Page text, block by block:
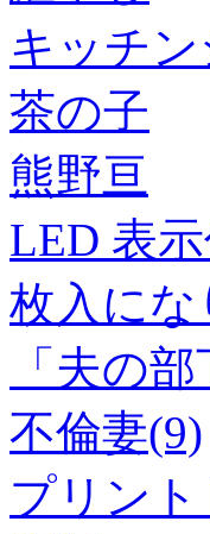
キッチン
茶の子
熊野亘
LED 表示
枚入にな
「夫の
不倫妻(9)
プリン